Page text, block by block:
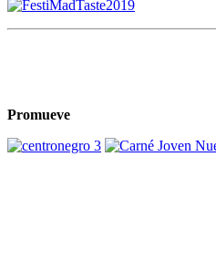
Promueve